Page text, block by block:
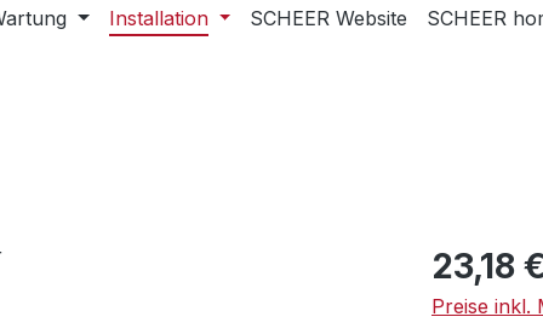
Installation SCHEER Website SCHEER
Regulärer
23,18 €
Preise inkl.